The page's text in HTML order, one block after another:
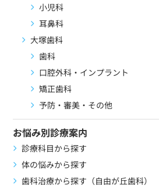
小児科
耳鼻科
大塚歯科
歯科
口腔外科・インプラント
矯正歯科
予防・審美・その他
お悩み別診療案内
診療科目から探す
体の悩みから探す
歯科治療から探す（自由が丘歯科）